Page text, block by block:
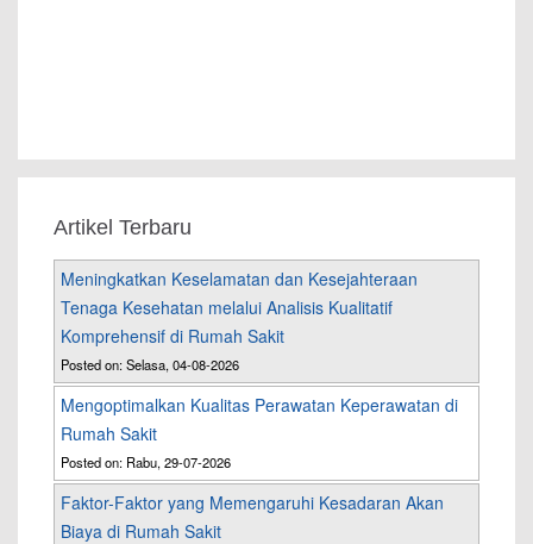
Artikel Terbaru
Meningkatkan Keselamatan dan Kesejahteraan
Tenaga Kesehatan melalui Analisis Kualitatif
Komprehensif di Rumah Sakit
Posted on: Selasa, 04-08-2026
Mengoptimalkan Kualitas Perawatan Keperawatan di
Rumah Sakit
Posted on: Rabu, 29-07-2026
Faktor-Faktor yang Memengaruhi Kesadaran Akan
Biaya di Rumah Sakit